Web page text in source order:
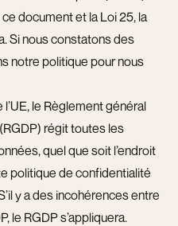
document et la Loi 25, la
Si nous constatons des
notre politique pour nous
le Règlement général
régit toutes les
quel que soit l’endroit
politique de confidentialité
y a des incohérences entre
le RGDP s’appliquera.